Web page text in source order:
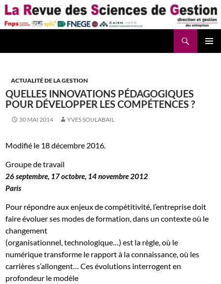
Aller
au
contenu
ACTUALITÉ DE LA GESTION
QUELLES INNOVATIONS PÉDAGOGIQUES
POUR DÉVELOPPER LES COMPÉTENCES ?
30 MAI 2014 YVES SOULABAIL
Modifié le 18 décembre 2016.
Groupe de travail
26 septembre, 17 octobre, 14 novembre 2012
Paris
Pour répondre aux enjeux de compétitivité, l’entreprise doit
faire évoluer ses modes de formation, dans un contexte où le
changement
(organisationnel, technologique…) est la règle, où le
numérique transforme le rapport à la connaissance, où les
carrières s’allongent… Ces évolutions interrogent en
profondeur le modèle